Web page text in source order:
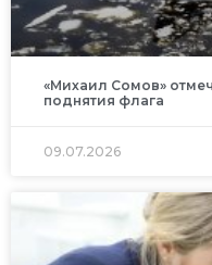
«Михаил Сомов»
поднятия флага
09.07.2026